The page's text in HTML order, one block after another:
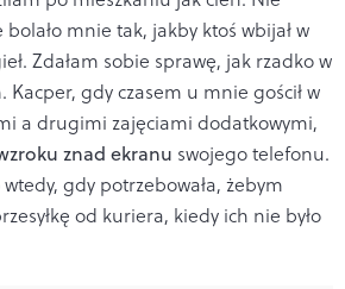
bolało mnie tak, jakby ktoś wbijał w
Zdałam sobie sprawę, jak rzadko w
Kacper, gdy czasem u mnie gościł w
a drugimi zajęciami dodatkowymi,
znad ekranu swojego telefonu.
gdy potrzebowała, żebym
od kuriera, kiedy ich nie było